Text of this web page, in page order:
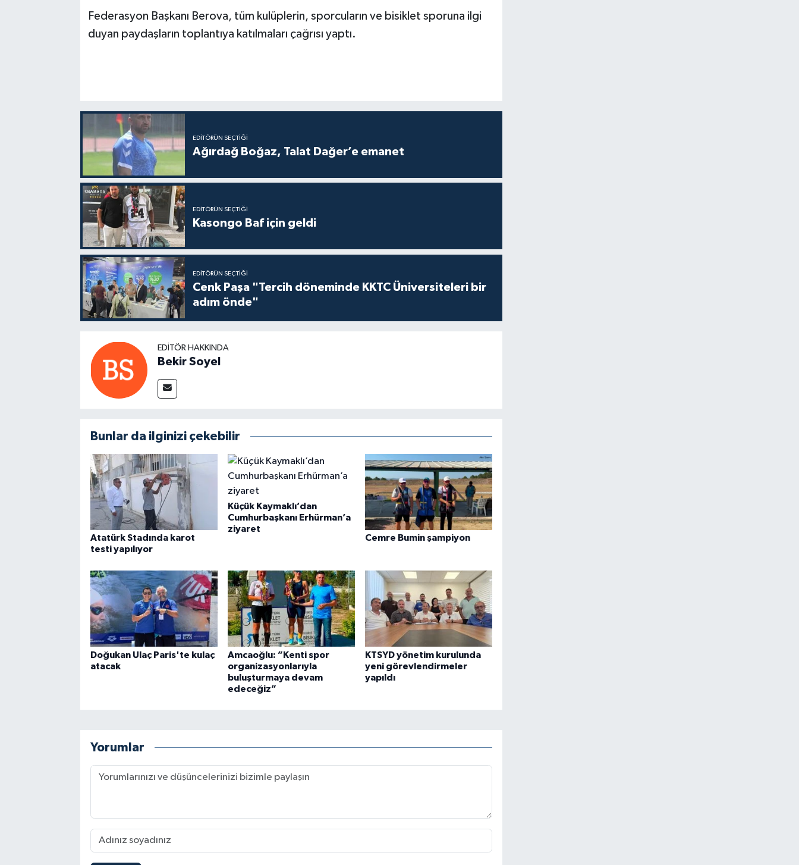
Federasyon Başkanı Berova, tüm kulüplerin, sporcuların ve bisiklet sporuna ilgi
duyan paydaşların toplantıya katılmaları çağrısı yaptı.
EDITÖRÜN SEÇTIĞI
Ağırdağ Boğaz, Talat Dağer’e emanet
EDITÖRÜN SEÇTIĞI
Kasongo Baf için geldi
EDITÖRÜN SEÇTIĞI
Cenk Paşa "Tercih döneminde KKTC Üniversiteleri bir
adım önde"
EDITÖR HAKKINDA
Bekir Soyel
Bunlar da ilginizi çekebilir
Atatürk Stadında karot
testi yapılıyor
Küçük Kaymaklı’dan
Cumhurbaşkanı Erhürman’a
ziyaret
Cemre Bumin şampiyon
Doğukan Ulaç Paris'te kulaç
atacak
Amcaoğlu: ”Kenti spor
organizasyonlarıyla
buluşturmaya devam
edeceğiz”
KTSYD yönetim kurulunda
yeni görevlendirmeler
yapıldı
Yorumlar